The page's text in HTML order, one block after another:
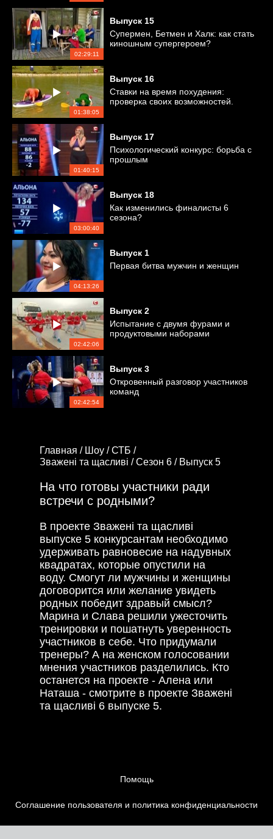
02:29:11
Выпуск 15
Супермен, Бетмен и Халк: как стать
киношным супергероем?
01:38:05
Выпуск 16
Ставки на время похудения:
проверка своих возможностей.
01:40:15
Выпуск 17
Психологический конкурс: борьба с
прошлым
03:00:40
Выпуск 18
Как изменились финалисты 6
сезона?
04:13:26
Выпуск 1
Первая битва мужчин и женщин
02:42:06
Выпуск 2
Испытание с двумя фурами и
продуктовыми наборами
02:42:54
Выпуск 3
Откровенный разговор участников
команд
Главная / Шоу /СТБ /
Зважені та щасливі /Сезон 6 / Выпуск 5
На что готовы участники ради
встречи с родными?
В проекте Зважені та щасливі
выпуске 5 конкурсантам необходимо
удерживать равновесие на надувных
квадратах, которые опустили на
воду. Смогут ли мужчины и женщины
договорится или желание увидеть
родных победит здравый смысл?
Марина и Слава решили ужесточить
тренировки и пошатнуть уверенность
участников в себе. Что придумали
тренеры? А на женском голосовании
мнения участников разделились. Кто
останется на проекте - Алена или
Наташа - смотрите в проекте Зважені
та щасливі 6 выпуске 5.
Помощь
Соглашение пользователя и политика конфиденциальности